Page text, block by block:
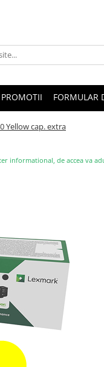
PROMOTII FORMULAR
Yellow cap. extra
informational, de accea va